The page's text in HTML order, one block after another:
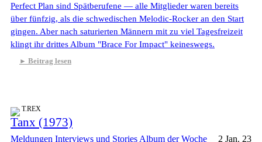
Perfect Plan sind Spätberufene — alle Mitglieder waren bereits
über fünfzig, als die schwedischen Melodic-Rocker an den Start
gingen. Aber nach saturierten Männern mit zu viel Tagesfreizeit
klingt ihr drittes Album "Brace For Impact" keineswegs.
Beitrag lesen
T.REX
Tanx (1973)
Meldungen Interviews und Stories Album der Woche 2 Jan. 23